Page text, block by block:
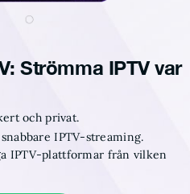
Strömma IPTV var
och privat.
IPTV-streaming.
IPTV-plattformar från vilken